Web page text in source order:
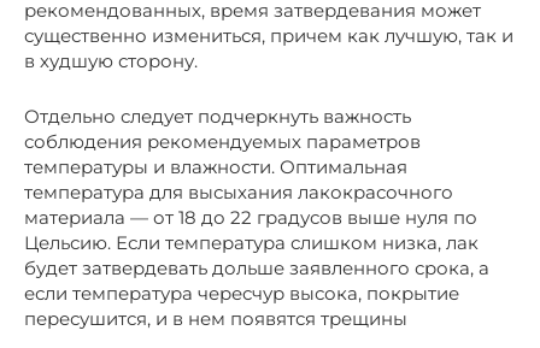
рекомендованных, время затвердевания может
существенно измениться, причем как лучшую, так и
в худшую сторону.
Отдельно следует подчеркнуть важность
соблюдения рекомендуемых параметров
температуры и влажности. Оптимальная
температура для высыхания лакокрасочного
материала — от 18 до 22 градусов выше нуля по
Цельсию. Если температура слишком низка, лак
будет затвердевать дольше заявленного срока, а
если температура чересчур высока, покрытие
пересушится, и в нем появятся трещины